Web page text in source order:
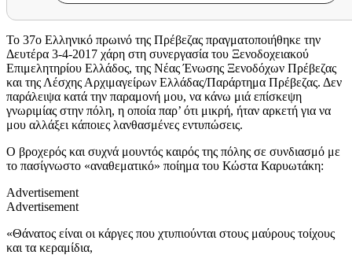
Το 37ο Ελληνικό πρωινό της Πρέβεζας πραγματοποιήθηκε την
Δευτέρα 3-4-2017 χάρη στη συνεργασία του Ξενοδοχειακού
Επιμελητηρίου Ελλάδος, της Νέας Ένωσης Ξενοδόχων Πρέβεζας
και της Λέσχης Αρχιμαγείρων Ελλάδας/Παράρτημα Πρέβεζας. Δεν
παράλειψα κατά την παραμονή μου, να κάνω μιά επίσκεψη
γνωριμίας στην πόλη, η οποία παρ’ ότι μικρή, ήταν αρκετή για να
μου αλλάξει κάποιες λανθασμένες εντυπώσεις.
Ο βροχερός και συχνά μουντός καιρός της πόλης σε συνδιασμό με
το πασίγνωστο «αναθεματικό» ποίημα του Κώστα Καρυωτάκη:
Advertisement
Advertisement
«Θάνατος είναι οι κάργες που χτυπιούνται στους μαύρους τοίχους
και τα κεραμίδια,